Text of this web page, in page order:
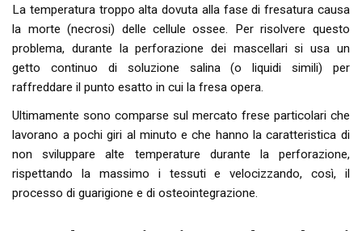
La temperatura troppo alta dovuta alla fase di fresatura causa
la morte (necrosi) delle cellule ossee. Per risolvere questo
problema, durante la perforazione dei mascellari si usa un
getto continuo di soluzione salina (o liquidi simili) per
raffreddare il punto esatto in cui la fresa opera.
Ultimamente sono comparse sul mercato frese particolari che
lavorano a pochi giri al minuto e che hanno la caratteristica di
non sviluppare alte temperature durante la perforazione,
rispettando la massimo i tessuti e velocizzando, così, il
processo di guarigione e di osteointegrazione.